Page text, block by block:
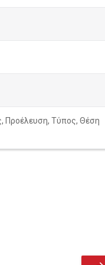
Προέλευση, Τύπος, Θέση